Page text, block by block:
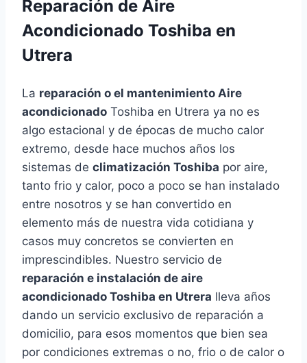
Reparación de Aire
Acondicionado Toshiba en
Utrera
La reparación o el mantenimiento Aire
acondicionado Toshiba en Utrera ya no es
algo estacional y de épocas de mucho calor
extremo, desde hace muchos años los
sistemas de climatización Toshiba por aire,
tanto frio y calor, poco a poco se han instalado
entre nosotros y se han convertido en
elemento más de nuestra vida cotidiana y
casos muy concretos se convierten en
imprescindibles. Nuestro servicio de
reparación e instalación de aire
acondicionado Toshiba en Utrera lleva años
dando un servicio exclusivo de reparación a
domicilio, para esos momentos que bien sea
por condiciones extremas o no, frio o de calor o